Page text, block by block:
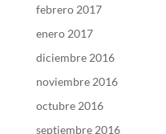
febrero 2017
enero 2017
diciembre 2016
noviembre 2016
octubre 2016
septiembre 2016